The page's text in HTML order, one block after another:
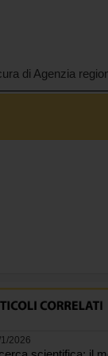
di Agenzia
2026